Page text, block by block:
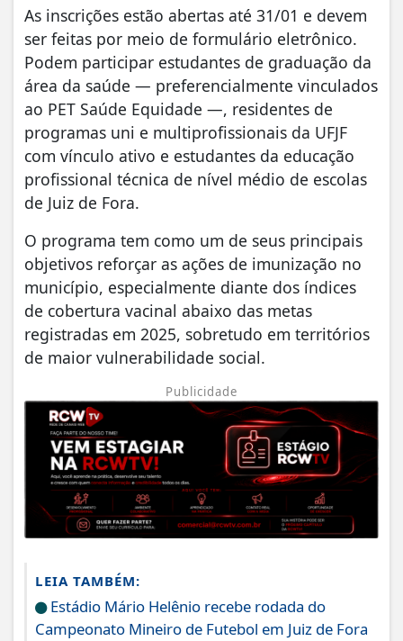
As inscrições estão abertas até 31/01 e devem
ser feitas por meio de formulário eletrônico.
Podem participar estudantes de graduação da
área da saúde — preferencialmente vinculados
ao PET Saúde Equidade —, residentes de
programas uni e multiprofissionais da UFJF
com vínculo ativo e estudantes da educação
profissional técnica de nível médio de escolas
de Juiz de Fora.
O programa tem como um de seus principais
objetivos reforçar as ações de imunização no
município, especialmente diante dos índices
de cobertura vacinal abaixo das metas
registradas em 2025, sobretudo em territórios
de maior vulnerabilidade social.
Publicidade
LEIA TAMBÉM:
Estádio Mário Helênio recebe rodada do
Campeonato Mineiro de Futebol em Juiz de Fora